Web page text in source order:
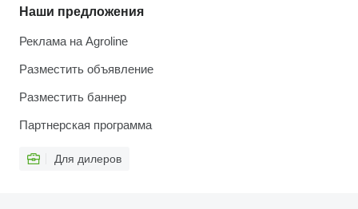
Наши предложения
Реклама на Agroline
Разместить объявление
Разместить баннер
Партнерская программа
Для дилеров